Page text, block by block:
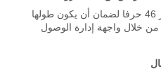
عينت كل توصيفات VPN التي تتجاوز 46 حرفا لضمان أن يكون طولها
من خلال واجهة إدارة الوصول